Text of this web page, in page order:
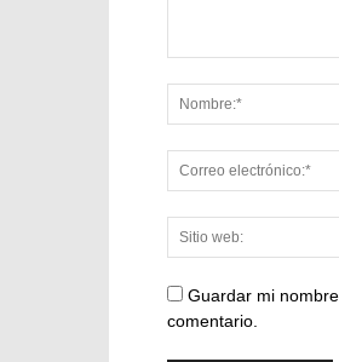
Guardar mi
comentario.